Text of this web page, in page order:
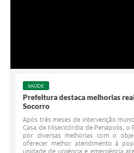
SAÚDE
Prefeitura destaca melhorias
Socorro
Após três meses de intervenção
Casa de Misericórdia de Penápolis, o
por diversas melhorias com o
oferecer melhor atendimento à
unidade de urgência e emergência